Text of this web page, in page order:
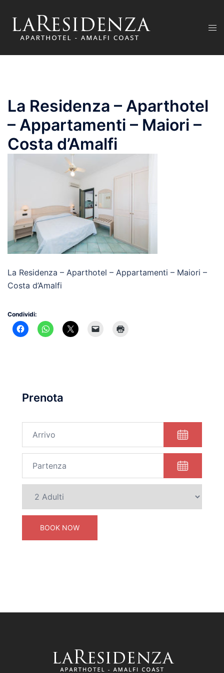
contenuto
La Residenza – Aparthotel
– Appartamenti – Maiori –
Costa d’Amalfi
La Residenza – Aparthotel – Appartamenti – Maiori –
Costa d’Amalfi
Condividi:
Prenota